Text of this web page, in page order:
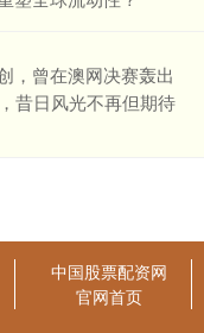
，曾在澳网决赛轰出
昔日风光不再但期待
中国股票配资网
官网首页